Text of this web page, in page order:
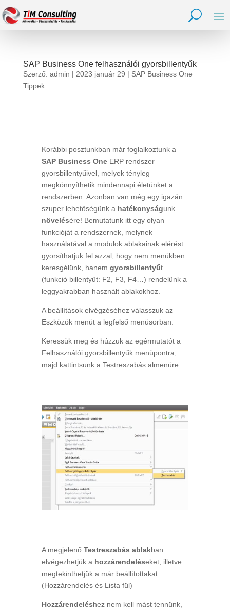
SAP Business One felhasználói gyorsbillentyűk
Szerző: admin | 2023 január 29 | SAP Business One
Tippek
Korábbi posztunkban már foglalkoztunk a
SAP Business One ERP rendszer
gyorsbillentyűivel, melyek tényleg
megkönnyíthetik mindennapi életünket a
rendszerben. Azonban van még egy igazán
szuper lehetőségünk a hatékonyságunk
növelésére! Bemutatunk itt egy olyan
funkcióját a rendszernek, melynek
használatával a modulok ablakainak elérést
gyorsíthatjuk fel azzal, hogy nem menükben
keresgélünk, hanem gyorsbillentyűt
(funkció billentyűt: F2, F3, F4…) rendelünk a
leggyakrabban használt ablakokhoz.
A beállítások elvégzéséhez válasszuk az
Eszközök menüt a legfelső menüsorban.
Keressük meg és húzzuk az egérmutatót a
Felhasználói gyorsbillentyűk menüpontra,
majd kattintsunk a Testreszabás almenüre.
A megjelenő Testreszabás ablakban
elvégezhetjük a hozzárendeléseket, illetve
megtekinthetjük a már beállítottakat.
(Hozzárendelés és Lista fül)
Hozzárendeléshez nem kell mást tennünk,